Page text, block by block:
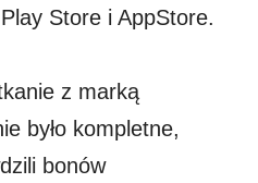
Store i AppStore.
z marką
było kompletne,
bonów